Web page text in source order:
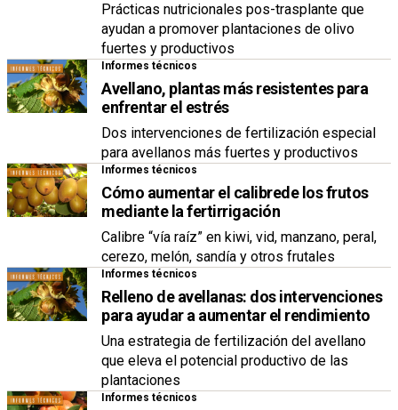
Prácticas nutricionales pos-trasplante que
ayudan a promover plantaciones de olivo
fuertes y productivos
Informes técnicos
Avellano, plantas más resistentes para
enfrentar el estrés
Dos intervenciones de fertilización especial
para avellanos más fuertes y productivos
Informes técnicos
Cómo aumentar el calibrede los frutos
mediante la fertirrigación
Calibre “vía raíz” en kiwi, vid, manzano, peral,
cerezo, melón, sandía y otros frutales
Informes técnicos
Relleno de avellanas: dos intervenciones
para ayudar a aumentar el rendimiento
Una estrategia de fertilización del avellano
que eleva el potencial productivo de las
plantaciones
Informes técnicos